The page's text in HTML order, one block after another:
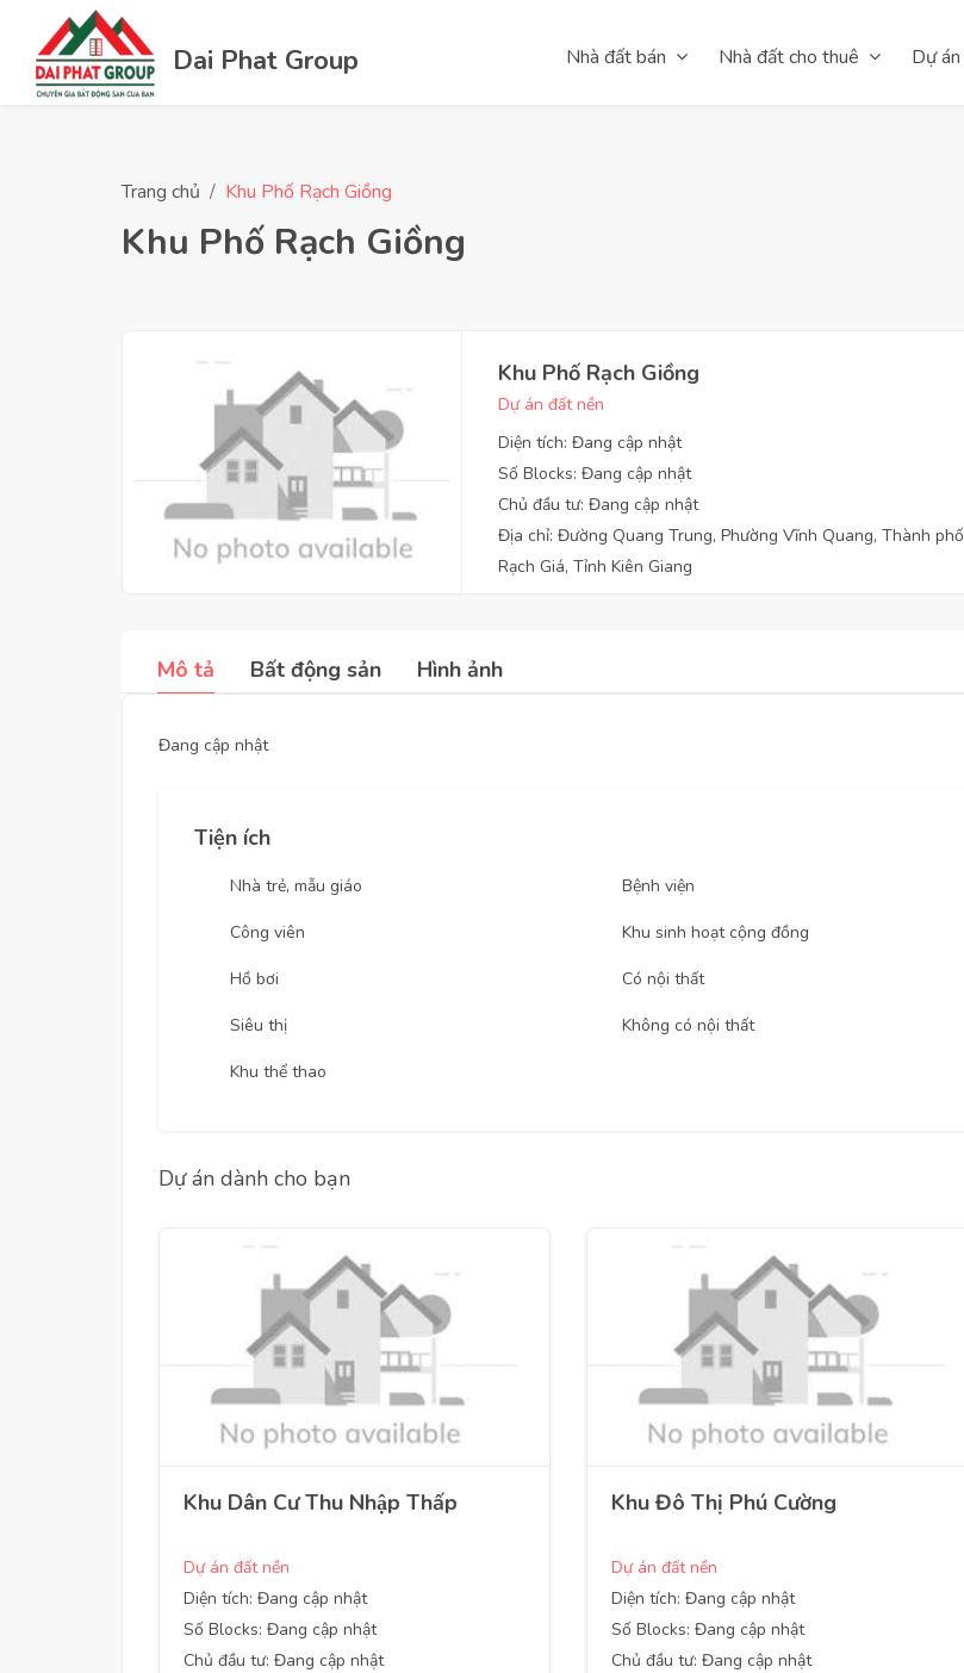
Dai Phat Group Nhà đất bán Nhà đất cho thuê Dự án
Trang chủ Khu Phố Rạch Giồng
Khu Phố Rạch Giồng
Khu Phố Rạch Giồng
Dự án đất nền
Diện tích: Đang cập nhật
Số Blocks: Đang cập nhật
Chủ đầu tư: Đang cập nhật
Địa chỉ: Đường Quang Trung, Phường Vĩnh Quang, Thành phố
Rạch Giá, Tỉnh Kiên Giang
Mô tả Bất động sản Hình ảnh
Đang cập nhật
Tiện ích
Nhà trẻ, mẫu giáo
Công viên
Hồ bơi
Siêu thị
Khu thể thao
Bệnh viện
Khu sinh hoạt cộng đồng
Có nội thất
Không có nội thất
Dự án dành cho bạn
Khu Dân Cư Thu Nhập Thấp
Dự án đất nền
Diện tích: Đang cập nhật
Số Blocks: Đang cập nhật
Chủ đầu tư: Đang cập nhật
Khu Đô Thị Phú Cường
Dự án đất nền
Diện tích: Đang cập nhật
Số Blocks: Đang cập nhật
Chủ đầu tư: Đang cập nhật